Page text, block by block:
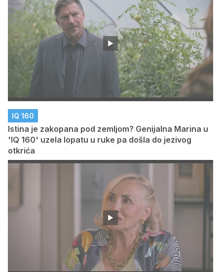
IQ 160
Istina je zakopana pod zemljom? Genijalna Marina u
'IQ 160' uzela lopatu u ruke pa došla do jezivog
otkrića